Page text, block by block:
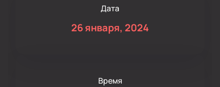
Дата
26 января, 2024
Время